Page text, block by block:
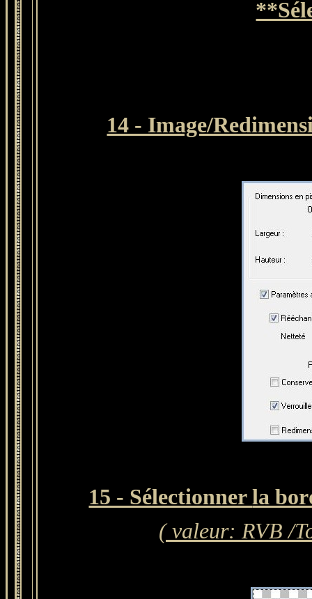
14 - Image/
15 - Sélectionnerla
( valeur: RVB /